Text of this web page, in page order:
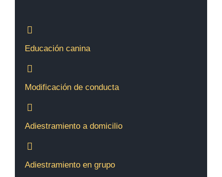
Educación canina
Modificación de conducta
Adiestramiento a domicilio
Adiestramiento en grupo